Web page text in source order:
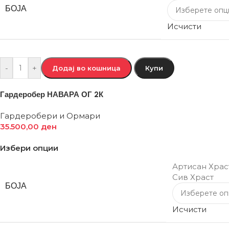
БОЈА
Исчисти
- + Додај во кошница Купи
Гардеробер НАВАРА ОГ 2К
Гардеробери и Ормари
35.500,00 ден
Избери опции
БОЈА
Артисан
Сив Храст
Исчисти